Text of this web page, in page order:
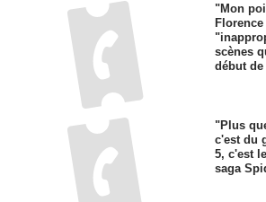
"Mon
scènes
début
"Plus
c'est du
5, c'est
saga